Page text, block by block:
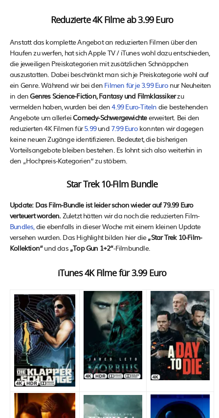
Reduzierte 4K Filme ab 3.99 Euro
Anstatt das komplette Angebot an reduzierten Filmen über den
Haufen zu werfen, hat sich Apple TV / iTunes wohl dazu entschieden,
die jeweiligen Preiskategorien mit zusätzlichen Schnäppchen
auszustatten. Dabei beschränkt man sich je Preiskategorie wohl auf
ein Genre. Während wir bei den Filmen für je 3.99 Euronur Neuheiten
in denGenres Science-Fiction, Fantasy und Filmklassikerzu
vermelden haben, wurden bei den4.99 Euro-Titeln die bestehenden
Angebote um allerleiComedy-Schwergewichteerweitert. Bei den
reduzierten 4K Filmen für5.99und 7.99 Eurokonnten wir dagegen
keine neuen Zugänge identifizieren. Bedeutet, die bisherigen
Vorteilsangebote bleiben bestehen. Es lohnt sich also weiterhin in
den „Hochpreis-Kategorien“ zu stöbern.
Star Trek 10-Film Bundle
Update: Das Film-Bundle ist leider schon wieder auf 79.99 Euro
verteuert worden.Zuletzt hätten wir da noch die reduzierten Film-
Bundles, die ebenfalls in dieser Woche mit einem kleinen Update
versehen wurden. Das Highlight bilden hier die„Star Trek 10-Film-
Kollektion“und das „Top Gun 1+2“-Filmbundle.
iTunes 4K Filme für 3.99 Euro